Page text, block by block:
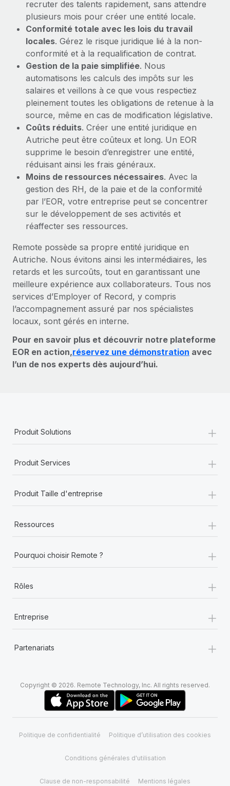
recruter des talents rapidement, sans attendre
plusieurs mois pour créer une entité locale.
Conformité totale avec les lois du travail
locales. Gérez le risque juridique lié à la non-
conformité et à la requalification de contrat.
Gestion de la paie simplifiée. Nous
automatisons les calculs des impôts sur les
salaires et veillons à ce que vous respectiez
pleinement toutes les obligations de retenue à la
source, même en cas de modification législative.
Coûts réduits. Créer une entité juridique en
Autriche peut être coûteux et long. Un EOR
supprime le besoin d’enregistrer une entité,
réduisant ainsi les frais généraux.
Moins de ressources nécessaires. Avec la
gestion des RH, de la paie et de la conformité
par l’EOR, votre entreprise peut se concentrer
sur le développement de ses activités et
réaffecter ses ressources.
Remote possède sa propre entité juridique en
Autriche. Nous évitons ainsi les intermédiaires, les
retards et les surcoûts, tout en garantissant une
meilleure expérience aux collaborateurs. Tous nos
services d’Employer of Record, y compris
l’accompagnement assuré par nos spécialistes
locaux, sont gérés en interne.
Pour en savoir plus et découvrir notre plateforme
EOR en action,réservez une démonstration avec
l’un de nos experts dès aujourd’hui.
Produit Solutions +
Produit Services +
Produit Taille d'entreprise +
Ressources +
Pourquoi choisir Remote ? +
Rôles +
Entreprise +
Partenariats +
Copyright © 2026. Remote Technology, Inc. All rights reserved.
Politique de confidentialité Politique d’utilisation des cookies
Conditions générales d'utilisation
Clause de non-responsabilité Mentions légales